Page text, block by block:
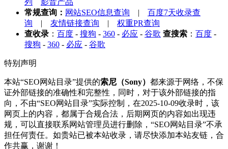
常规查询： 网站SEO信息查询 | 百度7天收录查
询 | 友情链接查询 | 权重PR查询
查收录 ： 百度 - 搜狗 - 360 - 必应 - 谷歌 查搜索 ： 百度 -
搜狗 - 360 - 必应 - 谷歌
特别声明
本站“SEO网站目录”提供的索尼（Sony） 都来源于网络，不保
证外部链接的准确性和完整性，同时，对于该外部链接的指
向，不由“SEO网站目录”实际控制，在2025-10-09收录时，该
网页上的内容，都属于合规合法，后期网页的内容如出现违
规，可以直接联系网站管理员进行删除，“SEO网站目录”不承
担任何责任。如贵站已被本站收录，请尽快添加本站友链，合
作共赢，谢谢！